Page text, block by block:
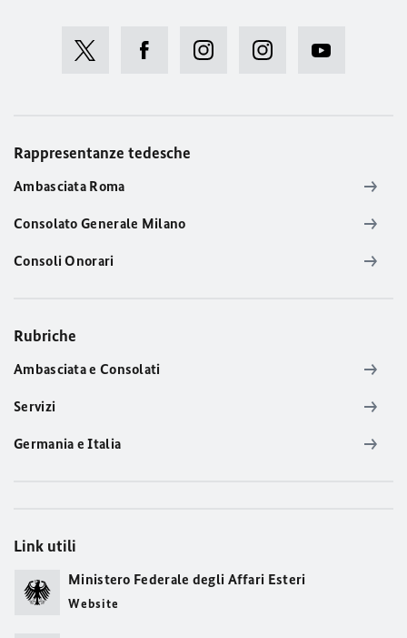
Rappresentanze tedesche
Ambasciata Roma
Consolato Generale Milano
Consoli Onorari
Rubriche
Ambasciata e Consolati
Servizi
Germania e Italia
Link utili
Ministero Federale degli Affari Esteri
Website